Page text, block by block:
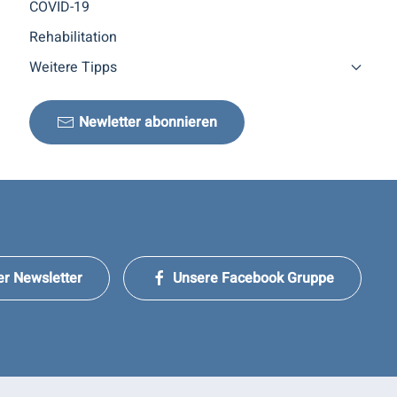
COVID-19
Rehabilitation
Weitere Tipps
Newletter abonnieren
Newsletter Unsere Facebook Gruppe